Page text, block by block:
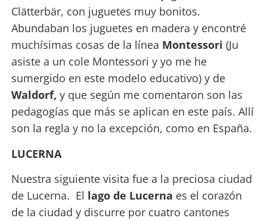
Clätterbär, con juguetes muy bonitos.
Abundaban los juguetes en madera y encontré
muchísimas cosas de la línea Montessori (Ju
asiste a un cole Montessori y yo me he
sumergido en este modelo educativo) y de
Waldorf, y que según me comentaron son las
pedagogías que más se aplican en este país. Allí
son la regla y no la excepción, como en España.
LUCERNA
Nuestra siguiente visita fue a la preciosa ciudad
de Lucerna. El lago de Lucerna es el corazón
de la ciudad y discurre por cuatro cantones